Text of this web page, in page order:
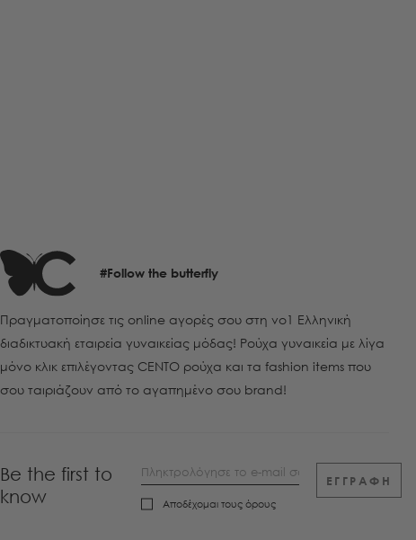
#Follow the butterfly
Πραγματοποίησε τις online αγορές σου στη νο1 Ελληνική
διαδικτυακή εταιρεία γυναικείας μόδας! Ρούχα γυναικεία με λίγα
μόνο κλικ επιλέγοντας CENTO ρούχα και τα fashion items που
σου ταιριάζουν από το αγαπημένο σου brand!
Be the first to
know
ΕΓΓΡΑΦΗ
Αποδέχομαι τουςόρους